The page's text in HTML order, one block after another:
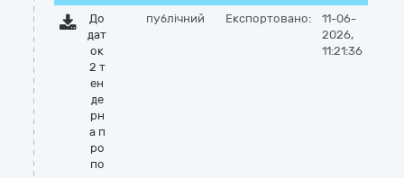
До
дат
ок
2 т
ен
де
рн
а п
ро
по
публічний Експортовано:
11-06-
2026,
11:21:36